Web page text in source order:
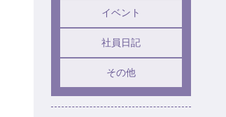
イベント
社員日記
その他